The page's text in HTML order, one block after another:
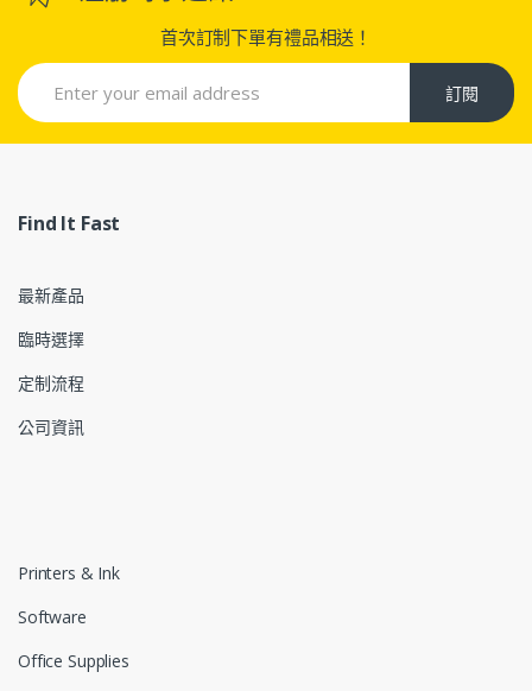
首次訂制下單有禮品相送！
訂閱
Find It Fast
最新產品
臨時選擇
定制流程
公司資訊
Printers & Ink
Software
Office Supplies